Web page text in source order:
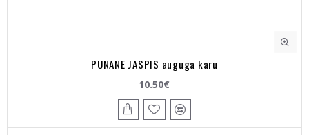
PUNANE JASPIS auguga karu
10.50€